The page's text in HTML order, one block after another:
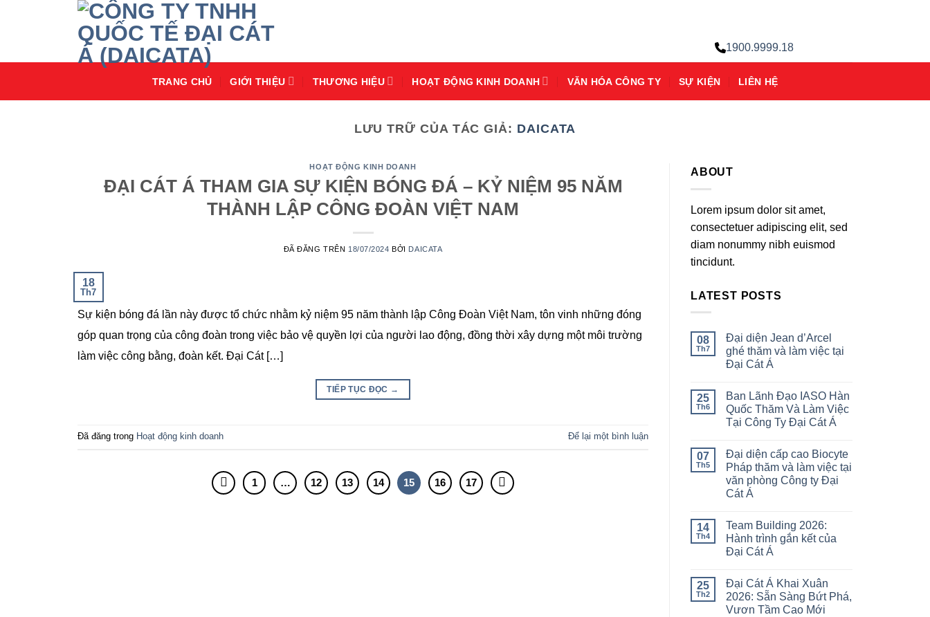
dung
1900.9999.18
TRANG CHỦ GIỚI THIỆU THƯƠNG HIỆU HOẠT ĐỘNG KINH DOANH VĂN HÓA CÔNG TY SỰ KIỆN LIÊN HỆ
LƯU TRỮ CỦA TÁC GIẢ: DAICATA
HOẠT ĐỘNG KINH DOANH
ĐẠI CÁT Á THAM GIA SỰ KIỆN BÓNG ĐÁ – KỶ NIỆM 95 NĂM
THÀNH LẬP CÔNG ĐOÀN VIỆT NAM
ĐÃ ĐĂNG TRÊN 18/07/2024 BỞI DAICATA
18
Th7
Sự kiện bóng đá lần này được tổ chức nhằm kỷ niệm 95 năm thành lập Công Đoàn Việt Nam, tôn vinh những đóng
góp quan trọng của công đoàn trong việc bảo vệ quyền lợi của người lao động, đồng thời xây dựng một môi trường
làm việc công bằng, đoàn kết. Đại Cát […]
TIẾP TỤC ĐỌC →
Đã đăng trong Hoạt động kinh doanh Để lại một bình luận
1 … 12 13 14 15 16 17
ABOUT
Lorem ipsum dolor sit amet,
consectetuer adipiscing elit, sed
diam nonummy nibh euismod
tincidunt.
LATEST POSTS
08
Th7
Đại diện Jean d’Arcel
ghé thăm và làm việc tại
Đại Cát Á
25
Th6
Ban Lãnh Đạo IASO Hàn
Quốc Thăm Và Làm Việc
Tại Công Ty Đại Cát Á
07
Th5
Đại diện cấp cao Biocyte
Pháp thăm và làm việc tại
văn phòng Công ty Đại
Cát Á
14
Th4
Team Building 2026:
Hành trình gắn kết của
Đại Cát Á
25
Th2
Đại Cát Á Khai Xuân
2026: Sẵn Sàng Bứt Phá,
Vươn Tầm Cao Mới